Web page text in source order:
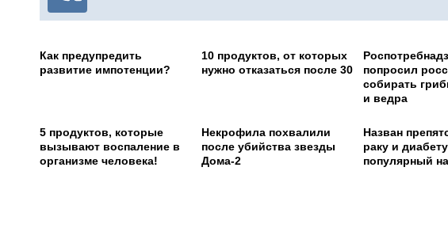
Как предупредить
развитие импотенции?
10 продуктов, от которых
нужно отказаться после 30
попросил
собирать
и ведра
5 продуктов, которые
вызывают воспаление в
организме человека!
Некрофила похвалили
после убийства звезды
Дома-2
Назван
раку и диабету
популярный